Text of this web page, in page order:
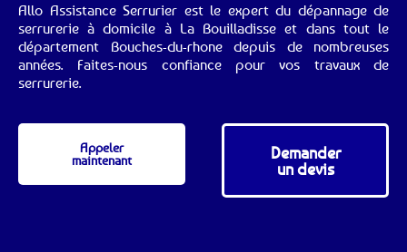
Allo Assistance Serrurier est le expert du dépannage de
serrurerie à domicile à La Bouilladisse et dans tout le
département Bouches-du-rhone depuis de nombreuses
années. Faites-nous confiance pour vos travaux de
serrurerie.
Appeler
maintenant
Demander
un devis